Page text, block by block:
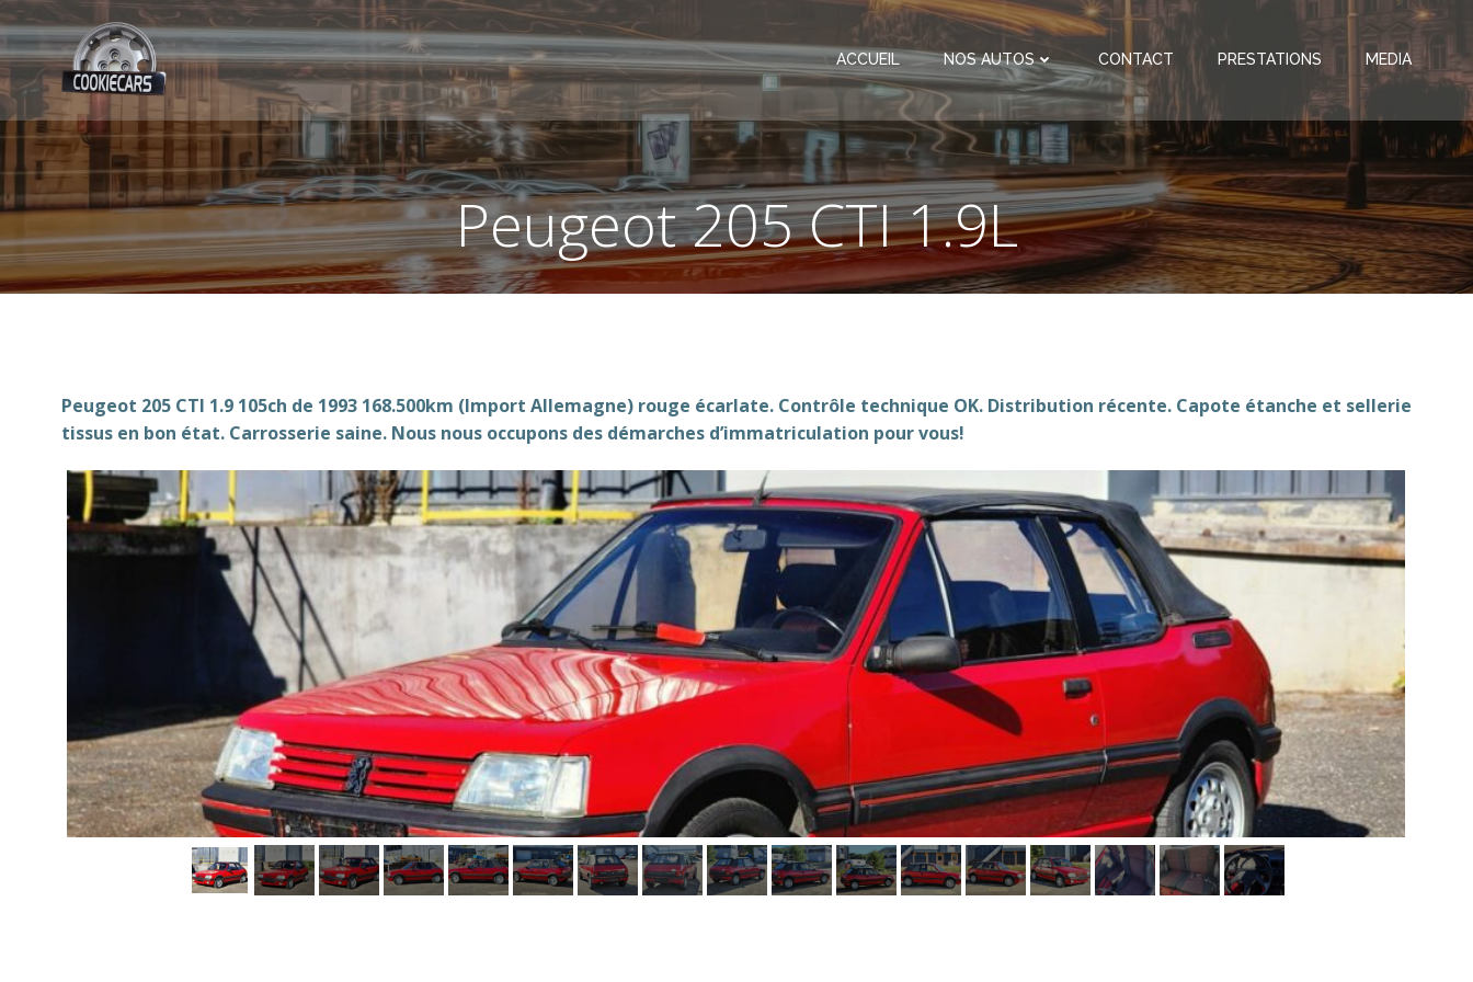
Aller
au
contenu
ACCUEIL NOS AUTOS CONTACT PRESTATIONS MEDIA
Peugeot 205 CTI 1.9L
Peugeot 205 CTI 1.9 105ch de 1993 168.500km (Import Allemagne) rouge écarlate. Contrôle technique OK. Distribution récente. Capote étanche et sellerie
tissus en bon état. Carrosserie saine. Nous nous occupons des démarches d’immatriculation pour vous!